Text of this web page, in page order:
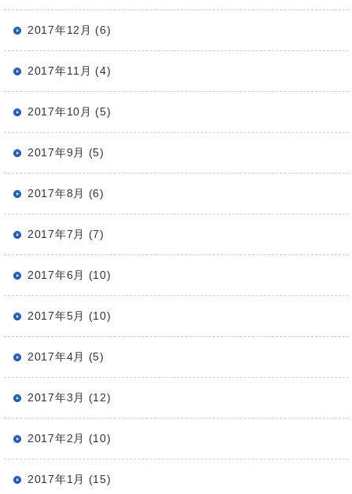
2017年12月 (6)
2017年11月 (4)
2017年10月 (5)
2017年9月 (5)
2017年8月 (6)
2017年7月 (7)
2017年6月 (10)
2017年5月 (10)
2017年4月 (5)
2017年3月 (12)
2017年2月 (10)
2017年1月 (15)